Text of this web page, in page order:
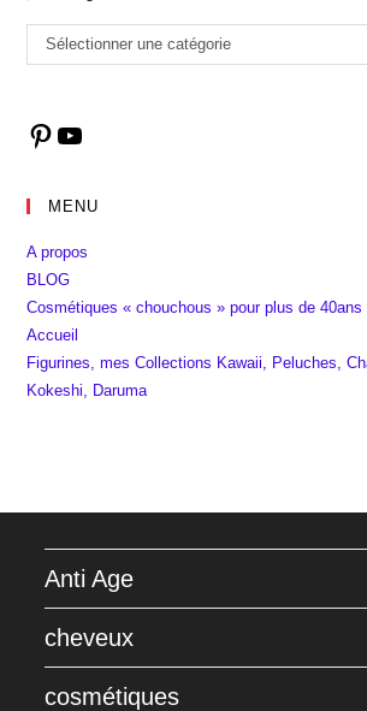
Catégories
Sélectionner une catégorie
PinterestYouTube
MENU
A propos
BLOG
Cosmétiques « chouchous » pour plus de 40ans
Accueil
Figurines, mes Collections Kawaii, Peluches,
Kokeshi, Daruma
Anti Age
cheveux
cosmétiques